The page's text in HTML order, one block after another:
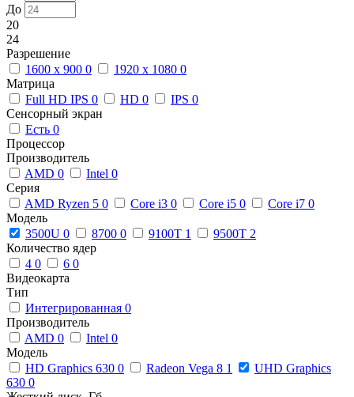
До
20
24
Разрешение
1600 x 900 0 1920 x 1080 0
Матрица
Full HD IPS 0 HD 0 IPS 0
Сенсорный экран
Есть 0
Процессор
Производитель
AMD 0 Intel 0
Серия
AMD Ryzen 5 0 Core i3 0 Core i5 0 Core i7 0
Модель
3500U 0 8700 0 9100T 1 9500T 2
Количество ядер
4 0 6 0
Видеокарта
Тип
Интегрированная 0
Производитель
AMD 0 Intel 0
Модель
HD Graphics 630 0 Radeon Vega 8 1
UHD Graphics
630 0